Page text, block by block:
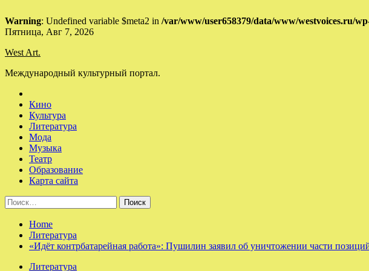
Warning: Undefined variable $meta2 in /var/www/user658379/data/www/westvoices.ru/
Skip
content
Пятница, Авг 7, 2026
West Art.
Международный культурный портал.
Кино
Культура
Литература
Мода
Музыка
Театр
Образование
Карта сайта
Найти:
Home
Литература
«Идёт контрбатарейная работа»: Пушилин заявил об уничтожении части
Литература